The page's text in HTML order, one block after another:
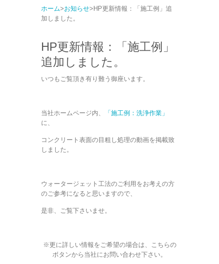
ホーム お知らせ
HP更新情報：「施工例」追
加しました。
HP更新情報：「施工例」
追加しました。
いつもご覧頂き有り難う御座います。
当社ホームページ内、
「施工例：洗浄作業」
に、
コンクリート表面の目粗し処理の動画を掲載致
しました。
ウォータージェット工法のご利用をお考えの方
のご参考になると思いますので、
是非、ご覧下さいませ。
※更に詳しい情報をご希望の場合は、こちらの
ボタンから当社にお問い合わせ下さい。